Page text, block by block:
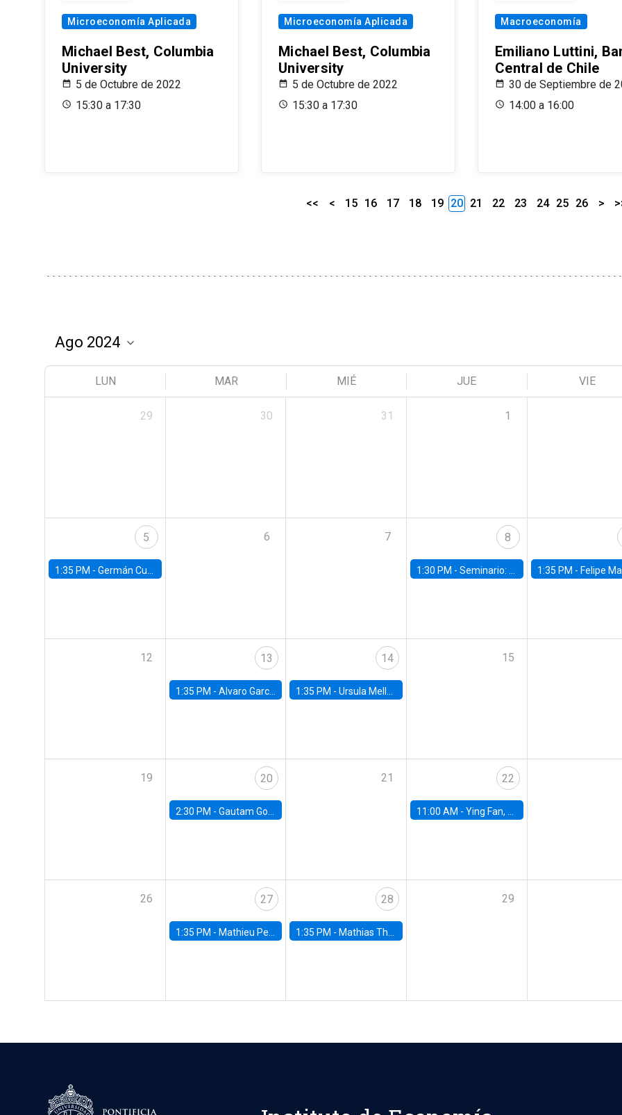
Microeconomía Aplicada
Michael Best, Columbia
University
5 de Octubre de 2022
15:30 a 17:30
Microeconomía Aplicada
Michael Best, Columbia
University
5 de Octubre de 2022
15:30 a 17:30
Macroeconomía
Emiliano Luttini,
Central de Chile
30 de Septiembre de
14:00 a 16:00
<< < 15 16 17 18 19 20 21 22 23 24 25 26 >
LUN MAR MIÉ JUE VIE
29 30 31 1
5
1:35 PM - Germán Cubas, University of Houston
6 7 8
1:30 PM -Seminario: “Recuperando la humanidad para progresar en la era de la IA» 1:35 PM - Felipe Martínez, alumno Doctorado en
12 13
1:35 PM - Alvaro Garcia-Marin, Universidad de Los Andes
14
1:35 PM -Ursula Mello, Insper - Institute of Education and Research
15
19 20
2:30 PM - Gautam Gowrisankaran, Columbia University
21 22
11:00 AM -Ying Fan, University of Michigan
26 27
1:35 PM - Mathieu Pedemonte, IDB
28
1:35 PM - Mathias Thoenig, University of Lausanne
29